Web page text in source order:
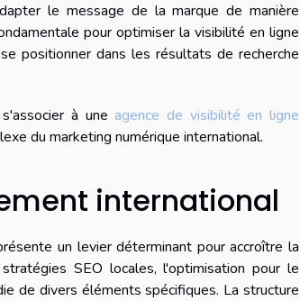
le message de la marque de manière
pour optimiser la visibilité en ligne
positionner dans les résultats de recherche
à uneagence de visibilité en ligne
du marketing numérique international.
international
un levier déterminant pour accroître la
SEO locales, l'optimisation pour le
de divers éléments spécifiques. La structure